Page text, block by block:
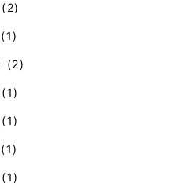
(2)
(1)
(2)
(1)
(1)
(1)
(1)